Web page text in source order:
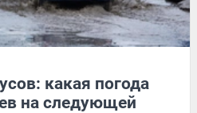
какая погода
на следующей